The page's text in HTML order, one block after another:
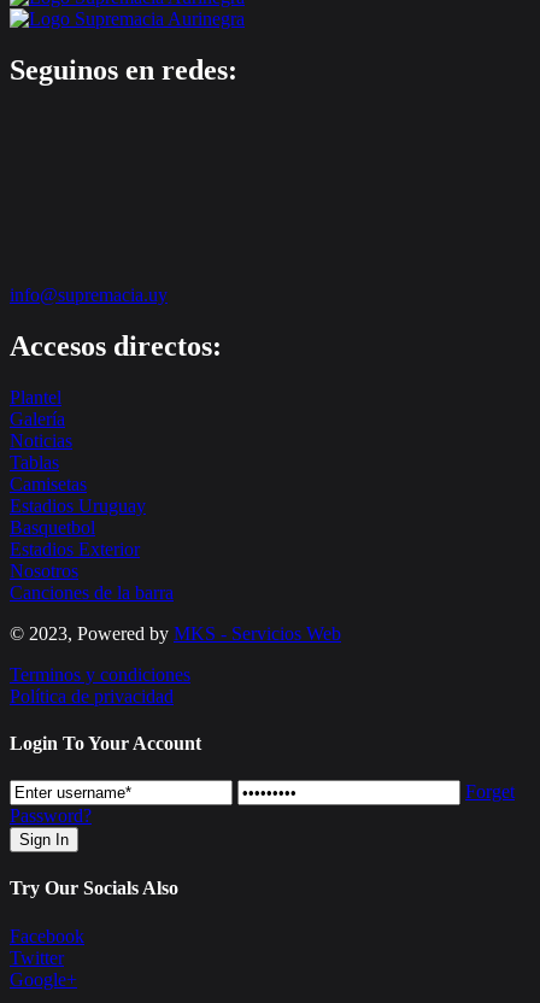
Seguinos en redes:
info@supremacia.uy
Accesos directos:
Plantel
Galería
Noticias
Tablas
Camisetas
Estadios Uruguay
Basquetbol
Estadios Exterior
Nosotros
Canciones de la barra
© 2023, Powered by MKS - Servicios Web
Terminos y condiciones
Política de privacidad
Login To Your Account
Forget
Password?
Try Our Socials Also
Facebook
Twitter
Google+